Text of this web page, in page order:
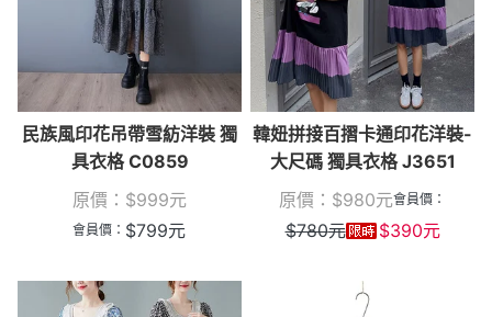
民族風印花吊帶雪紡洋裝 獨
具衣格 C0859
原價： $999元
會員價： $799元
韓妞拼接百摺卡通印花洋裝-
大尺碼 獨具衣格 J3651
原價： $980元會員價：
$780元 $390元